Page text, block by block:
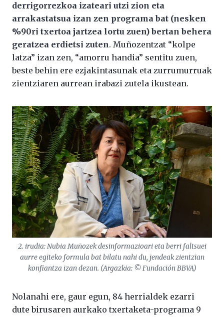
derrigorrezkoa izateari utzi zion eta
arrakastatsua izan zen programa bat (nesken
%90ri txertoa jartzea lortu zuen) bertan behera
geratzea erdietsi zuten. Muñozentzat “kolpe
latza” izan zen, “amorru handia” sentitu zuen,
beste behin ere ezjakintasunak eta zurrumurruak
zientziaren aurrean irabazi zutela ikustean.
2. irudia: Nubia Muñozek desinformazioari eta berri faltsuei
aurre egiteko formula bat bilatu nahi du, jendeak zientzian
konfiantza izan dezan. (Argazkia: © Fundación BBVA)
Nolanahi ere, gaur egun, 84 herrialdek ezarri
dute birusaren aurkako txertaketa-programa 9